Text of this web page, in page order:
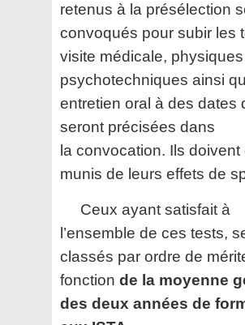
retenus à la présélection
convoqués pour subir les
visite médicale,
psychotechniques ainsi
entretien oral à des dates
seront précisées dans
la convocation. Ils doivent
munis de leurs effets de
Ceux ayant satisfait à
l’ensemble de ces tests,
classés par ordre de
fonction de la moyenne
des deux années de